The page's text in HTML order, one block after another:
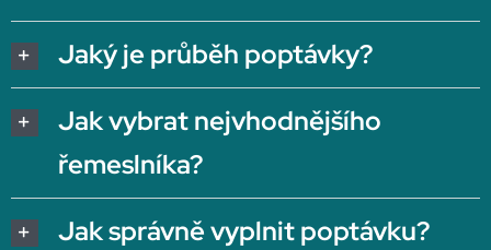
Jaký je průběh poptávky?
Jak vybrat nejvhodnějšího
řemeslníka?
Jak správně vyplnit poptávku?